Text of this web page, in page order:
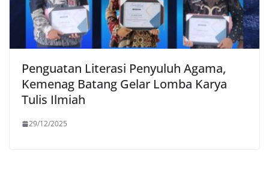
Penguatan Literasi Penyuluh Agama,
Kemenag Batang Gelar Lomba Karya
Tulis Ilmiah
29/12/2025